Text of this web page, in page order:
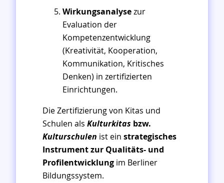
Wirkungsanalysezur
Evaluation der
Kompetenzentwicklung
(Kreativität, Kooperation,
Kommunikation, Kritisches
Denken) in zertifizierten
Einrichtungen.
Die Zertifizierung von Kitas und
Schulen als Kulturkitas bzw.
Kulturschulen ist ein strategisches
Instrument zur Qualitäts- und
Profilentwicklungim Berliner
Bildungssystem.